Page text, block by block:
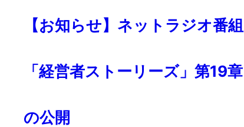
【お知らせ】ネットラジオ番組
「経営者ストーリーズ」第19章
の公開